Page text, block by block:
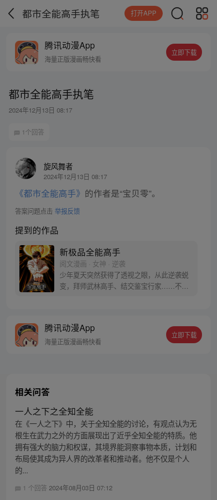
都市全能高手执笔 打开APP
腾讯动漫App
海量正版漫画畅快看
立即下载
都市全能高手执笔
2024年12月13日 08:17
1个回答
旋风舞者
2024年12月13日 08:17
《都市全能高手》 的作者是“宝贝零”。
答案问题点击 举报反馈
提到的作品
新极品全能高手
阅文漫画 · 女神 · 逆袭
少年夏天突然获得了透视之眼，从此逆袭蜕
变，拜师武林高手、结交鉴宝行家……不断
腾讯动漫App
海量正版漫画畅快看
立即下载
相关问答
一人之下之全知全能
在《一人之下》中，关于全知全能的讨论，有观点认为无
根生在武力之外的方面展现出了近乎全知全能的特质。他
拥有强大的脑力和权谋，其境界能洞察事物本质，计划和
布局使其成为异人界的改革者和推动者。他不仅是个人
的...
1 个回答 2024年08月03日 07:12